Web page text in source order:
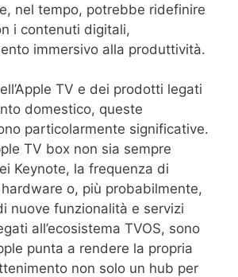
nel tempo, potrebbe ridefinire
i contenuti digitali,
immersivo alla produttività.
TV e dei prodotti legati
domestico, queste
particolarmente significative.
TV box non sia sempre
Keynote, la frequenza di
o, più probabilmente,
nuove funzionalità e servizi
all’ecosistema TVOS, sono
punta a rendere la propria
non solo un hub per